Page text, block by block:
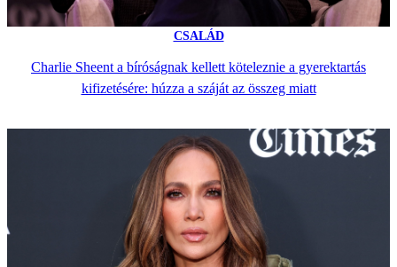
CSALÁD
Charlie Sheent a bíróságnak kellett köteleznie a gyerektartás
kifizetésére: húzza a száját az összeg miatt